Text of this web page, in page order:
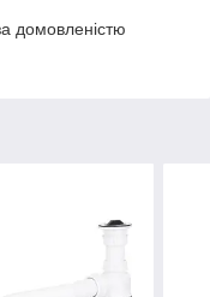
домовленістю